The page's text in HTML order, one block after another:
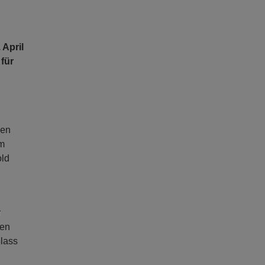
für